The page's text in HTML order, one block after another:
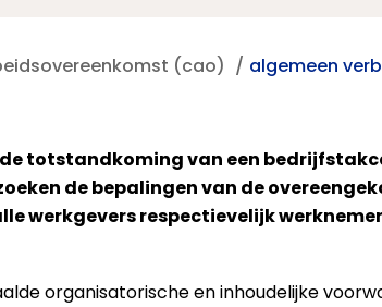
(cao) algemeen
totstandkoming van een
de bepalingen van de
werkgevers respectievelijk
organisatorische en inhoudelijke